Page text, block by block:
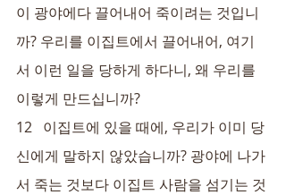
이 광야에다 끌어내어 죽이려는 것입니
까? 우리를 이집트에서 끌어내어, 여기
서 이런 일을 당하게 하다니, 왜 우리를
이렇게 만드십니까?
12   이집트에 있을 때에, 우리가 이미 당
신에게 말하지 않았습니까? 광야에 나가
서 죽는 것보다 이집트 사람을 섬기는 것